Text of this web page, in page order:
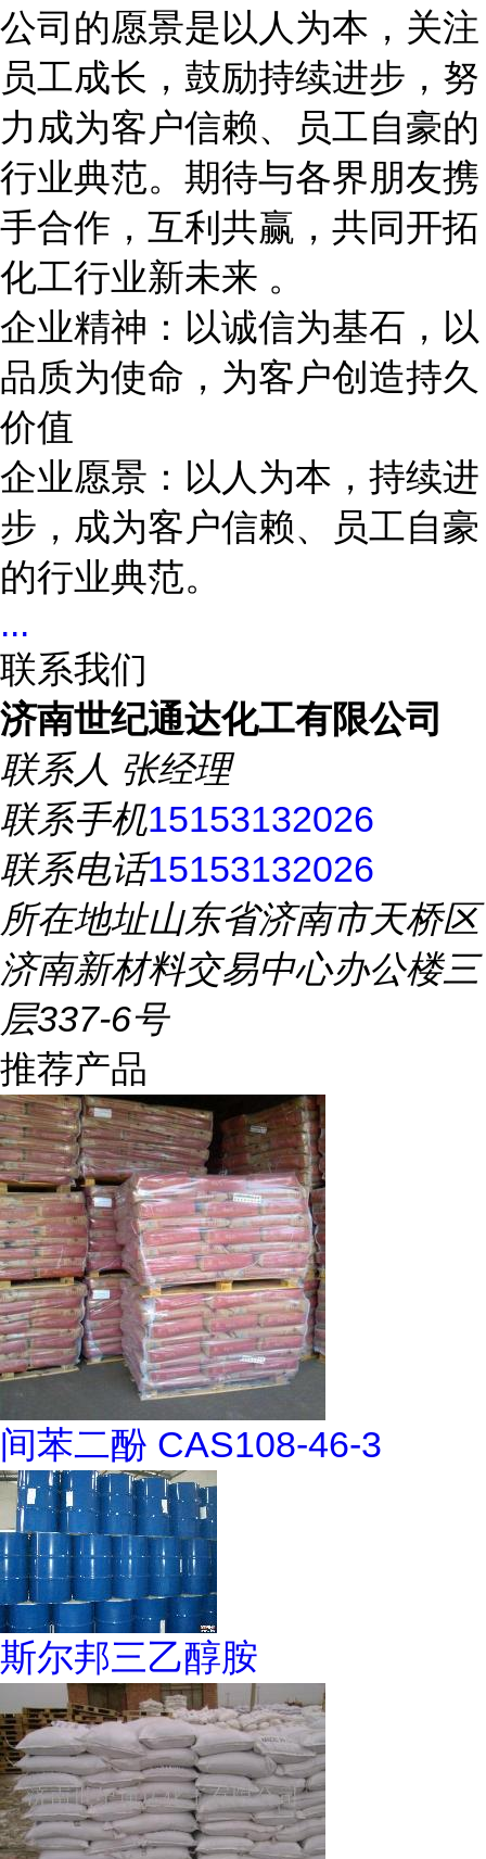
公司的愿景是以人为本，关注
员工成长，鼓励持续进步，努
力成为客户信赖、员工自豪的
行业典范。期待与各界朋友携
手合作，互利共赢，共同开拓
化工行业新未来 。
企业精神：以诚信为基石，以
品质为使命，为客户创造持久
价值
企业愿景：以人为本，持续进
步，成为客户信赖、员工自豪
的行业典范。
...
联系我们
济南世纪通达化工有限公司
联系人 张经理
联系手机15153132026
联系电话15153132026
所在地址山东省济南市天桥区
济南新材料交易中心办公楼三
层337-6号
推荐产品
间苯二酚 CAS108-46-3
斯尔邦三乙醇胺